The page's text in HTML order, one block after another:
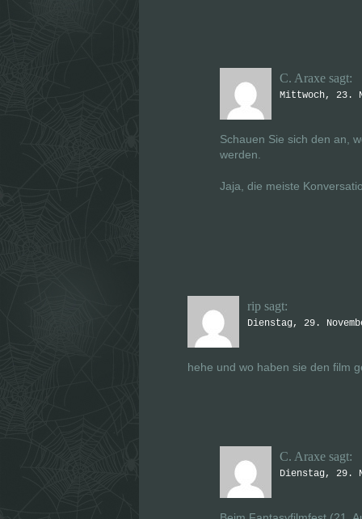
C. Araxe sagt:
Mittwoch, 23.
Schauen Sie sich den an,
werden.
Jaja, die meiste
rip sagt:
Dienstag, 29.
hehe und wo haben sie den film
C. Araxe sagt:
Dienstag, 29.